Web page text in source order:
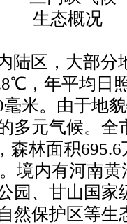
陆区，大部分
，年平均日
米。由于地
多元气候。
森林面积
境内有河南
园、甘山国
然保护区等生